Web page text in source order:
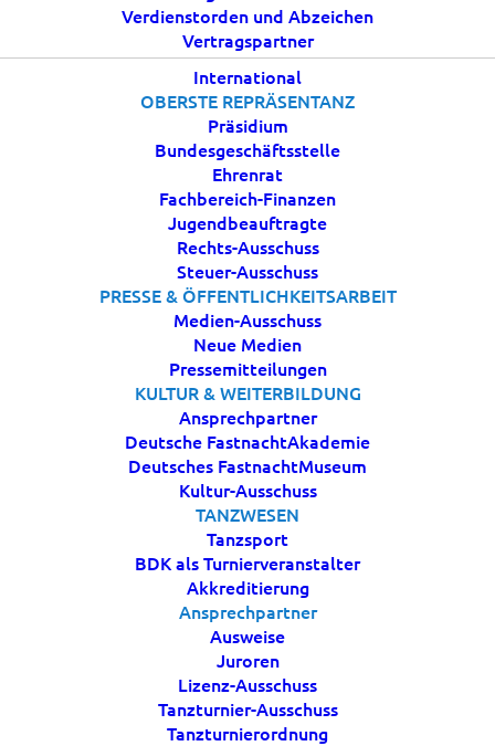
Verdienstorden und Abzeichen
Vertragspartner
International
OBERSTE REPRÄSENTANZ
Präsidium
Bundesgeschäftsstelle
Ehrenrat
Fachbereich-Finanzen
Jugendbeauftragte
Rechts-Ausschuss
Steuer-Ausschuss
PRESSE & ÖFFENTLICHKEITSARBEIT
Medien-Ausschuss
Neue Medien
Pressemitteilungen
KULTUR & WEITERBILDUNG
Ansprechpartner
Deutsche FastnachtAkademie
Deutsches FastnachtMuseum
Kultur-Ausschuss
TANZWESEN
Tanzsport
BDK als Turnierveranstalter
Akkreditierung
Ansprechpartner
Ausweise
Juroren
Lizenz-Ausschuss
Tanzturnier-Ausschuss
Tanzturnierordnung
Frank Prömpeler
Geschäftsbereichleiter "Tanzwesen" GB 4
Vizepräsident im BDK
01577-4444556
proempeler@karnevaldeutschland.de